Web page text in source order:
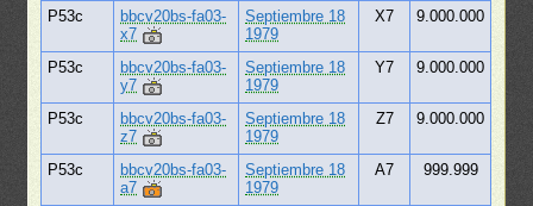
P53c
bbcv20bs-fa03-
x7
Septiembre 18
1979
X7 9.000.000
P53c
bbcv20bs-fa03-
y7
Septiembre 18
1979
Y7 9.000.000
P53c
bbcv20bs-fa03-
z7
Septiembre 18
1979
Z7 9.000.000
P53c
bbcv20bs-fa03-
a7
Septiembre 18
1979
A7 999.999